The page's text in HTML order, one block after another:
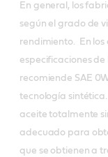
En general, los
según el grado de
rendimiento. En los
especificaciones
recomiende SAE
tecnología sintética.
aceite totalmente
adecuado para
que se obtienen a